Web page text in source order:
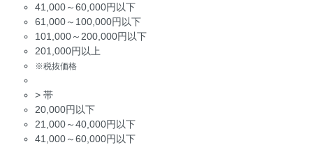
41,000～60,000円以下
61,000～100,000円以下
101,000～200,000円以下
201,000円以上
※税抜価格
> 帯
20,000円以下
21,000～40,000円以下
41,000～60,000円以下